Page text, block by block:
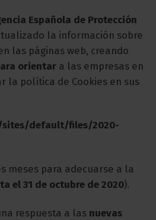
Española de Protección
la información sobre
las páginas web, creando
orientar a las empresas en
la política de Cookies en sus
default/files/2020-
meses para adecuarse a la
el 31 de octubre de 2020).
respuesta a las nuevas